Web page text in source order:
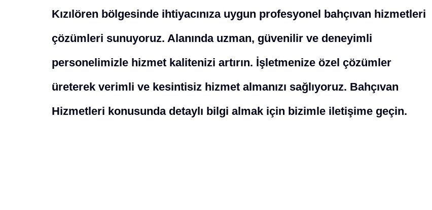
Kızılören bölgesinde ihtiyacınıza uygun profesyonel bahçıvan hizmetleri
çözümleri sunuyoruz. Alanında uzman, güvenilir ve deneyimli
personelimizle hizmet kalitenizi artırın. İşletmenize özel çözümler
üreterek verimli ve kesintisiz hizmet almanızı sağlıyoruz. Bahçıvan
Hizmetleri konusunda detaylı bilgi almak için bizimle iletişime geçin.